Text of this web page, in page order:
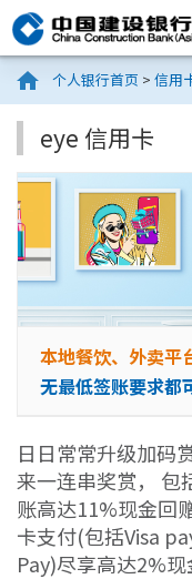
个人银行首页 > 信用
eye 信用卡
本地餐饮、外卖平
无最低签账要求都
日日常常升级加码赏
来一连串奖赏， 包
账高达11%现金回
卡支付(包括Visa
Pay)尽享高达2%现